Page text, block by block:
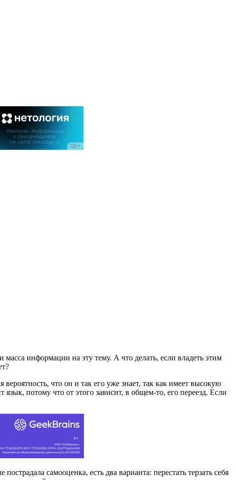
информации на эту тему. А что делать, если владеть этим
что он и так его уже знает, так как имеет высокую
потому что от этого зависит, в общем-то, его переезд. Если
самооценка, есть два варианта: перестать терзать себя